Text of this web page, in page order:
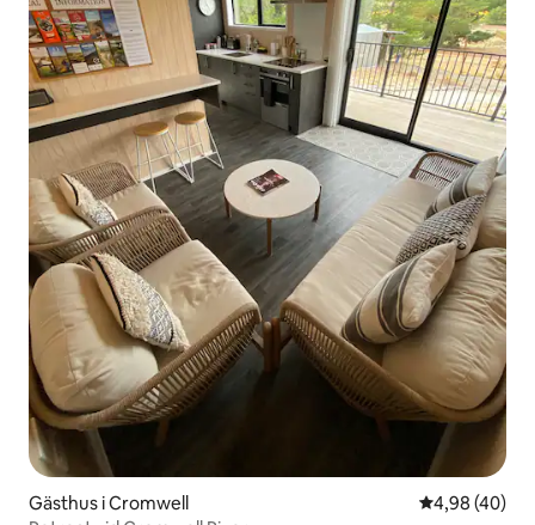
Gästhus i Cromwell 4,98 av 5 i
4,98 (40)